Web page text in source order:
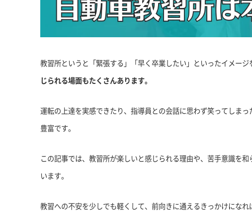
教習所というと「緊張する」「早く卒業したい」といったイメー
じられる場面もたくさんあります。
運転の上達を実感できたり、指導員との会話に思わず笑ってしま
豊富です。
この記事では、教習所が楽しいと感じられる理由や、苦手意識を
います。
教習への不安を少しでも軽くして、前向きに通えるきっかけになれ